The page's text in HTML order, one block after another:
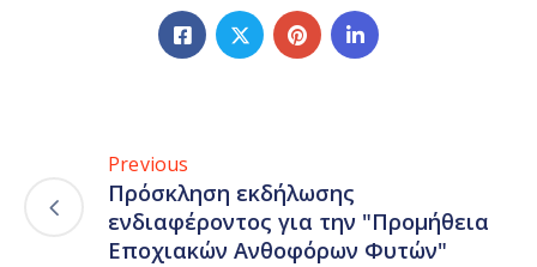
Previous
Πρόσκληση εκδήλωσης
ενδιαφέροντος για την "Προμήθεια
Εποχιακών Ανθοφόρων Φυτών"